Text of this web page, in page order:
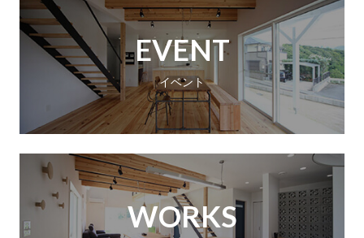
EVENT
イベント
WORKS